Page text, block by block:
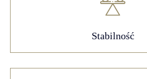
Stabilność